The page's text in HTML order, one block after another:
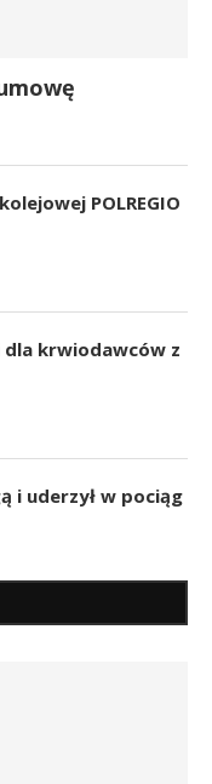
POLREGIO
dla krwiodawców z
i uderzył w pociąg